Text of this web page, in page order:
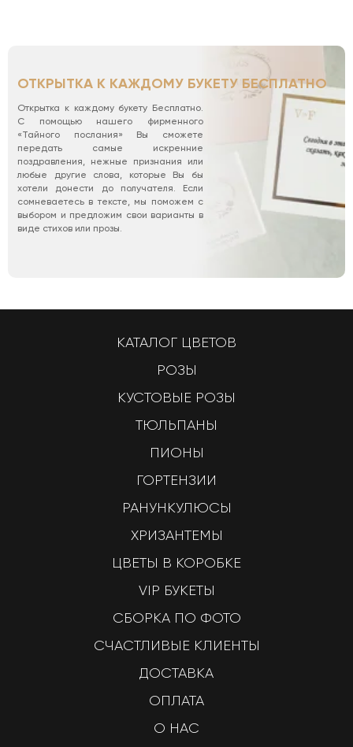
ОТКРЫТКА К КАЖДОМУ БУКЕТУ БЕСПЛАТНО
Открытка к каждому букету Бесплатно.
С помощью нашего фирменного
«Тайного послания» Вы сможете
передать самые искренние
поздравления, нежные признания или
любые другие слова, которые Вы бы
хотели донести до получателя. Если
сомневаетесь в тексте, мы поможем с
выбором и предложим свои варианты в
виде стихов или прозы.
КАТАЛОГ ЦВЕТОВ
РОЗЫ
КУСТОВЫЕ РОЗЫ
ТЮЛЬПАНЫ
ПИОНЫ
ГОРТЕНЗИИ
РАНУНКУЛЮСЫ
ХРИЗАНТЕМЫ
ЦВЕТЫ В КОРОБКЕ
VIP БУКЕТЫ
СБОРКА ПО ФОТО
СЧАСТЛИВЫЕ КЛИЕНТЫ
ДОСТАВКА
ОПЛАТА
О НАС